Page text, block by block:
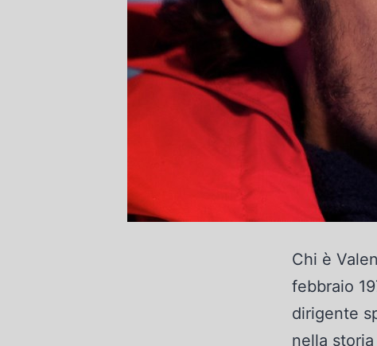
Chi è
febbraio
dirigente
nella